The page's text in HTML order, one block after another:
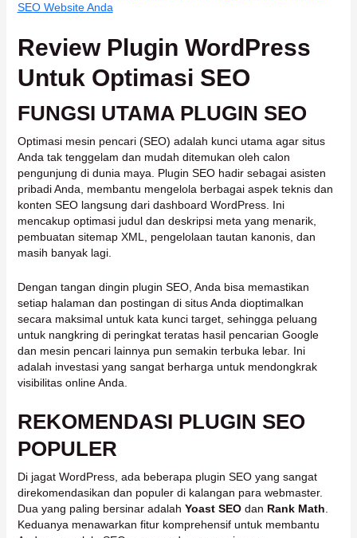
SEO Website Anda
Review Plugin WordPress
Untuk Optimasi SEO
FUNGSI UTAMA PLUGIN SEO
Optimasi mesin pencari (SEO) adalah kunci utama agar situs
Anda tak tenggelam dan mudah ditemukan oleh calon
pengunjung di dunia maya. Plugin SEO hadir sebagai asisten
pribadi Anda, membantu mengelola berbagai aspek teknis dan
konten SEO langsung dari dashboard WordPress. Ini
mencakup optimasi judul dan deskripsi meta yang menarik,
pembuatan sitemap XML, pengelolaan tautan kanonis, dan
masih banyak lagi.
Dengan tangan dingin plugin SEO, Anda bisa memastikan
setiap halaman dan postingan di situs Anda dioptimalkan
secara maksimal untuk kata kunci target, sehingga peluang
untuk nangkring di peringkat teratas hasil pencarian Google
dan mesin pencari lainnya pun semakin terbuka lebar. Ini
adalah investasi yang sangat berharga untuk mendongkrak
visibilitas online Anda.
REKOMENDASI PLUGIN SEO
POPULER
Di jagat WordPress, ada beberapa plugin SEO yang sangat
direkomendasikan dan populer di kalangan para webmaster.
Dua yang paling bersinar adalah Yoast SEOdan Rank Math.
Keduanya menawarkan fitur komprehensif untuk membantu